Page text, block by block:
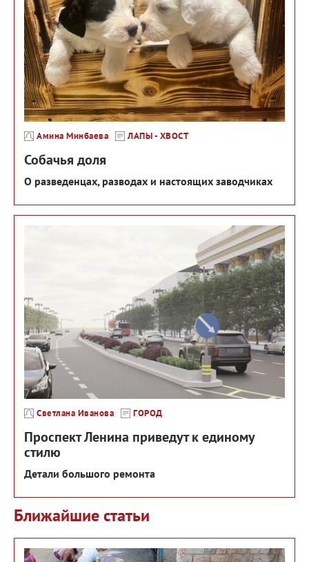
Амина Минбаева ЛАПЫ - ХВОСТ
Собачья доля
О разведенцах, разводах и настоящих заводчиках
Светлана Иванова ГОРОД
Проспект Ленина приведут к единому
стилю
Детали большого ремонта
Ближайшие статьи